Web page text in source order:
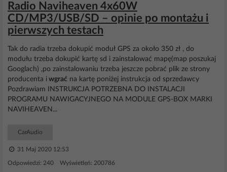
Radio Naviheaven 4x60W
CD/MP3/USB/SD – opinie po montażu i
pierwszych testach
Tak do radia trzeba dokupić moduł GPS za około 350 zł , do
modułu trzeba dokupić kartę sd i zainstalować mapę(map poszukaj
Googlach) ,po zainstalowaniu trzeba jeszcze pobrać plik ze strony
producenta i wgrać na kartę poniżej instrukcja od sprzedawcy
Pozdrawiam INSTRUKCJA POTRZEBNA DO INSTALACJI
PROGRAMU NAWIGACYJNEGO NA MODULE GPS-BOX MARKI
NAVIHEAVEN...
CarAudio
31 Maj 2020 12:53
Odpowiedzi: 240 Wyświetleń: 200786